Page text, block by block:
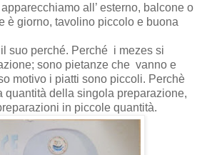
all’ esterno, balcone o
è giorno, tavolino piccolo e buona
suo perché. Perché i mezes si
sono pietanze che vanno e
motivo i piatti sono piccoli. Perchè
quantità della singola preparazione,
in piccole quantità.